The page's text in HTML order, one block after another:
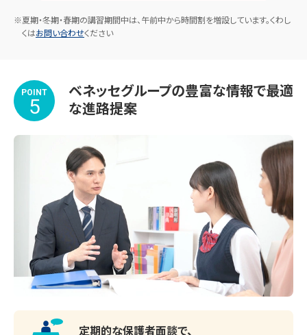
※夏期・冬期・春期の講習期間中は、午前中から時間割を増設しています。くわし
くはお問い合わせください
POINT
5
ベネッセグループの豊富な情報で最適
な進路提案
定期的な保護者面談で、